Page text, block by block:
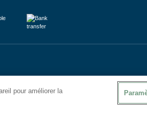
pour améliorer la